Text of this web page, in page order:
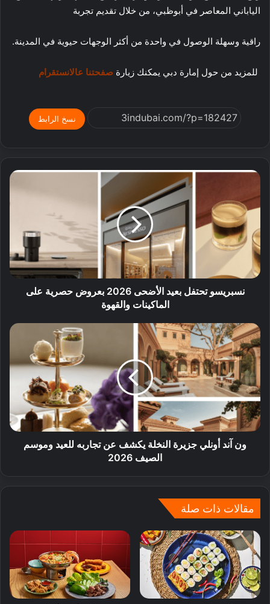
الياباني المعاصر في أبوظبي، من خلال تقديم تجربة
راقية وسهلة الوصول في واحدة من أكثر الوجهات حيوية في المدينة.
للمزيد من حول إمارة دبي يمكنك زيارة صفحتنا عالانستقرام
نسخ الرابط
نسبريسو تحتفل بعيد الأضحى 2026 بعروض حصرية على
الماكينات والقهوة
ون آند أونلي جزيرة النخلة يكشف عن تجاربه للعيد وموسم
الصيف 2026
مقالات ذات صلة